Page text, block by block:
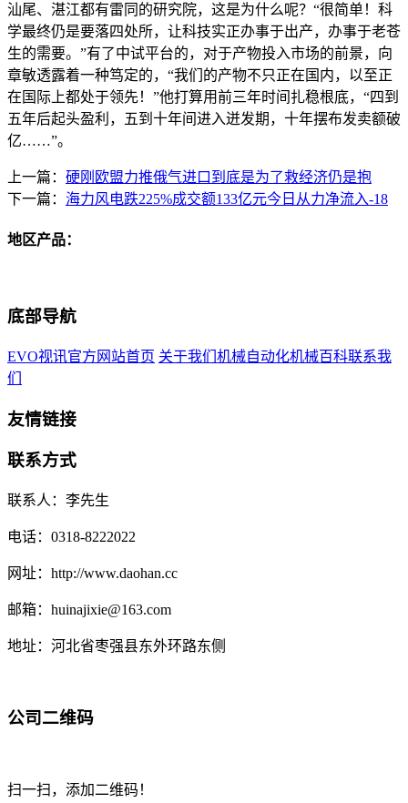
汕尾、湛江都有雷同的研究院，这是为什么呢？“很简单！科
学最终仍是要落四处所，让科技实正办事于出产，办事于老苍
生的需要。”有了中试平台的，对于产物投入市场的前景，向
章敏透露着一种笃定的，“我们的产物不只正在国内，以至正
在国际上都处于领先！”他打算用前三年时间扎稳根底，“四到
五年后起头盈利，五到十年间进入迸发期，十年摆布发卖额破
亿……”。
上一篇： 硬刚欧盟力推俄气进口到底是为了救经济仍是抱
下一篇： 海力风电跌225%成交额133亿元今日从力净流入-18
地区产品：
底部导航
EVO视讯官方网站首页 关于我们 机械自动化机械百科联系我
们
友情链接
联系方式
联系人：李先生
电话：0318-8222022
网址：http://www.daohan.cc
邮箱：huinajixie@163.com
地址：河北省枣强县东外环路东侧
公司二维码
扫一扫，添加二维码！